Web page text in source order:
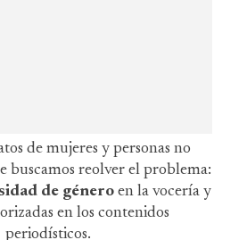
de mujeres y personas no
buscamos reolver el problema:
de género en la vocería y
en los contenidos
periodísticos.